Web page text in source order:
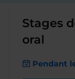
Stages
oral
Pendant